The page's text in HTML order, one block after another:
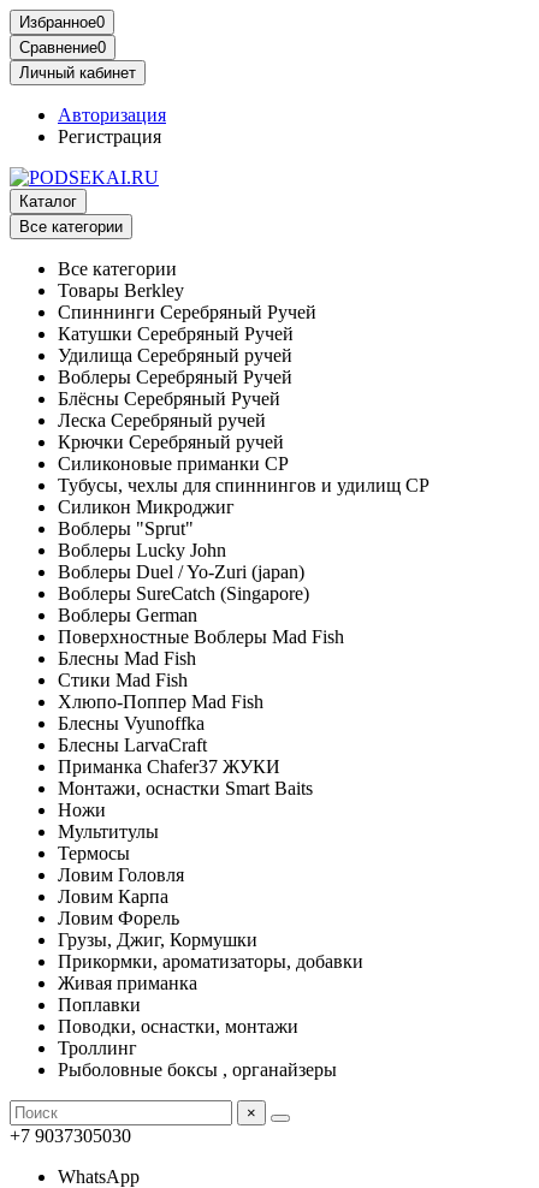
Избранное0
Сравнение0
Личный кабинет
Авторизация
Регистрация
Каталог
Все категории
Все категории
Товары Berkley
Спиннинги Серебряный Ручей
Катушки Серебряный Ручей
Удилища Серебряный ручей
Воблеры Серебряный Ручей
Блёсны Серебряный Ручей
Леска Серебряный ручей
Крючки Серебряный ручей
Силиконовые приманки СР
Тубусы, чехлы для спиннингов и удилищ СР
Силикон Микроджиг
Воблеры "Sprut"
Воблеры Lucky John
Воблеры Duel / Yo-Zuri (japan)
Воблеры SureCatch (Singapore)
Воблеры German
Поверхностные Воблеры Mad Fish
Блесны Mad Fish
Стики Mad Fish
Хлюпо-Поппер Mad Fish
Блесны Vyunoffka
Блесны LarvaCraft
Приманка Chafer37 ЖУКИ
Монтажи, оснастки Smart Baits
Ножи
Мультитулы
Термосы
Ловим Головля
Ловим Карпа
Ловим Форель
Грузы, Джиг, Кормушки
Прикормки, ароматизаторы, добавки
Живая приманка
Поплавки
Поводки, оснастки, монтажи
Троллинг
Рыболовные боксы , органайзеры
×
+7 9037305030
WhatsApp